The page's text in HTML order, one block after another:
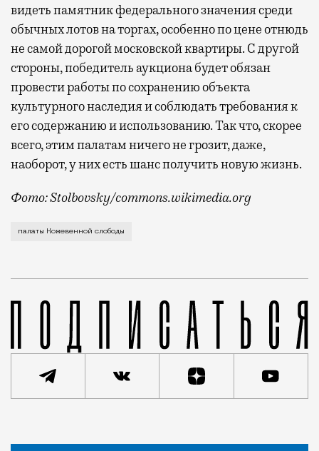
видеть памятник федерального значения среди
обычных лотов на торгах, особенно по цене отнюдь
не самой дорогой московской квартиры. С другой
стороны, победитель аукциона будет обязан
провести работы по сохранению объекта
культурного наследия и соблюдать требования к
его содержанию и использованию. Так что, скорее
всего, этим палатам ничего не грозит, даже,
наоборот, у них есть шанс получить новую жизнь.
Фото: Stolbovsky/commons.wikimedia.org
Московский рынок недвижимости пополнился
палаты Кожевенной слободы